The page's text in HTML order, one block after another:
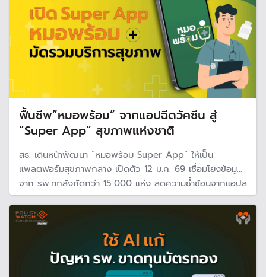
ฟื้นชีพ”หมอพร้อม” จากแอปฉีดวัคซีน สู่
”Super App“ สุขภาพแห่งชาติ
สธ. เดินหน้าพัฒนา “หมอพร้อม Super App” ให้เป็น
แพลตฟอร์มสุขภาพกลาง เปิดตัว 12 ม.ค. 69 เชื่อมโยงข้อมูล
จาก รพ.ทุกสังกัดกว่า 15,000 แห่ง ลดความซ้ำซ้อนจากแอปสุ
ขภาพรัฐกว่า 50 แอป เพื่อให้ประชาชนเข้าถึงบริการง่าย
แพทย์เห็นข้อมูลครบ และรัฐใช้ข้อมูลวางแผนเชิงระบบได้